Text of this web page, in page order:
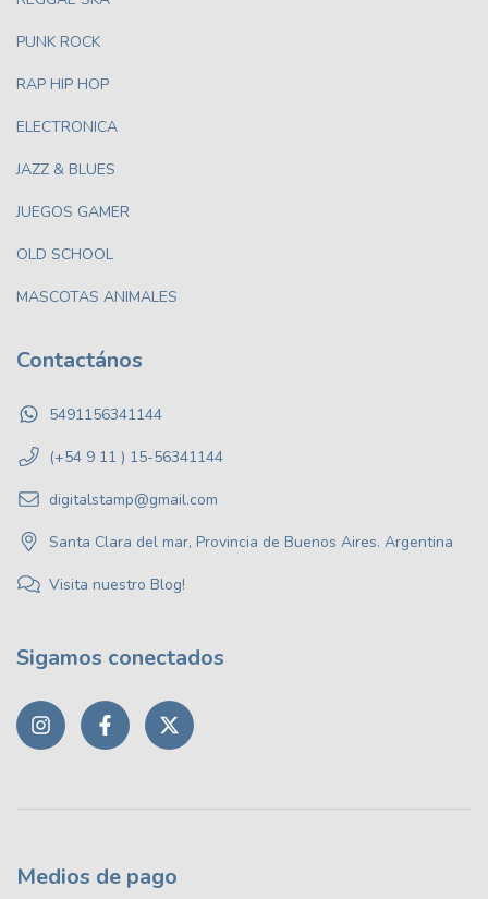
PUNK ROCK
RAP HIP HOP
ELECTRONICA
JAZZ & BLUES
JUEGOS GAMER
OLD SCHOOL
MASCOTAS ANIMALES
Contactános
5491156341144
(+54 9 11 ) 15-56341144
digitalstamp@gmail.com
Santa Clara del mar, Provincia de Buenos Aires. Argentina
Visita nuestro Blog!
Sigamos conectados
Medios de pago